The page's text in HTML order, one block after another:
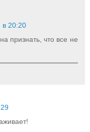
в 20:20
признать, что все не